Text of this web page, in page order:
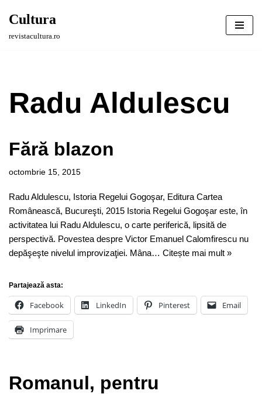
Sari
Cultura
revistacultura.ro
Radu Aldulescu
Fără blazon
octombrie 15, 2015
Radu Aldulescu, Istoria Regelui Gogoşar, Editura Cartea
Românească, Bucureşti, 2015 Istoria Regelui Gogoşar este, în
activitatea lui Radu Aldulescu, o carte periferică, lipsită de
perspectivă. Povestea despre Victor Emanuel Calomfirescu nu
depăşeşte nivelul improvizaţiei. Mâna… Citește mai mult »
Partajează asta:
Facebook LinkedIn Pinterest Email
Imprimare
Romanul, pentru